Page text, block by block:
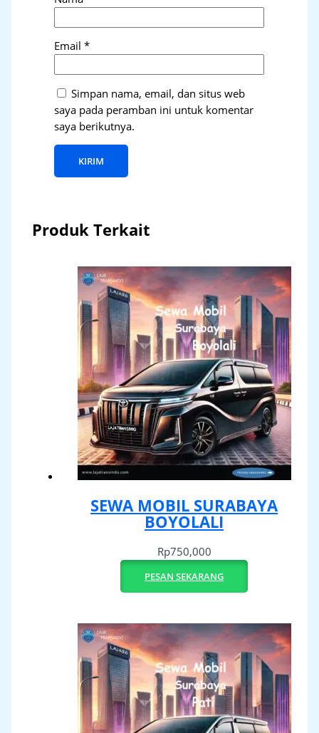
Email*
Simpan nama, email, dan situs web
saya pada peramban ini untuk komentar
saya berikutnya.
Produk Terkait
SEWA MOBIL SURABAYA
BOYOLALI
Rp750,000
PESAN SEKARANG